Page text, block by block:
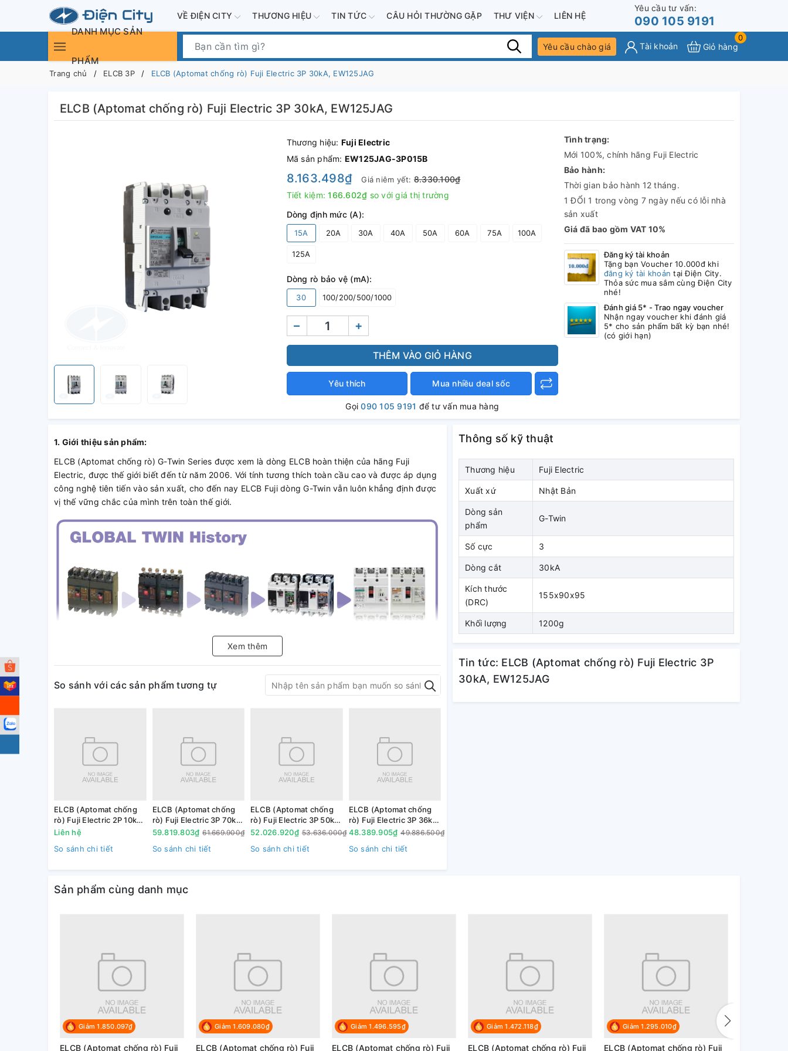
VỀ ĐIỆN CITY THƯƠNG HIỆU TIN TỨC CÂU HỎI THƯỜNG GẶP THƯ VIỆN LIÊN HỆ
Yêu cầu tư vấn:
090 105 9191
DANH MỤC SẢN
PHẨM
Yêu cầu chào giá Tài khoản
0
Giỏ hàng
Trang chủ ELCB 3P ELCB (Aptomat chống rò) Fuji Electric 3P 30kA, EW125JAG
ELCB (Aptomat chống rò) Fuji Electric 3P 30kA, EW125JAG
Thương hiệu: Fuji Electric
Mã sản phẩm: EW125JAG-3P015B
8.163.498₫ Giá niêm yết: 8.330.100₫
Tiết kiệm:166.602₫ so với giá thị trường
Dòng định mức (A):
15A 20A 30A 40A 50A 60A 75A 100A
125A
Dòng rò bảo vệ (mA):
30 100/200/500/1000
– +
THÊM VÀO GIỎ HÀNG
Yêu thích Mua nhiều deal sốc
Gọi090 105 9191 để tư vấn mua hàng
Tình trạng:
Mới 100%, chính hãng Fuji Electric
Bảo hành:
Thời gian bảo hành 12 tháng.
1 ĐỔI 1 trong vòng 7 ngày nếu có lỗi nhà
sản xuất
Giá đã bao gồm VAT 10%
Đăng ký tài khoản
Tặng bạn Voucher 10.000đ khi
đăng ký tài khoản tại Điện City.
Thỏa sức mua sắm cùng Điện City
nhé!
Đánh giá 5* - Trao ngay voucher
Nhận ngay voucher khi đánh giá
5* cho sản phẩm bất kỳ bạn nhé!
(có giới hạn)
1. Giới thiệu sản phẩm:
ELCB (Aptomat chống rò) G-Twin Series được xem là dòng ELCB hoàn thiện của hãng Fuji
Electric, được thế giới biết đến từ năm 2006. Với tính tương thích toàn cầu cao và được áp dụng
công nghệ tiên tiến vào sản xuất, cho đến nay ELCB Fuji dòng G-Twin vẫn luôn khẳng định được
vị thế vững chắc của mình trên toàn thế giới.
- Chất lượng vượt trội, đáp ứng hầu hết các tiêu chuẩn trên toàn thế giới
- Nhỏ gọn và hiệu suất cao
Xem thêm
So sánh với các sản phẩm tương tự
ELCB (Aptomat chống
rò) Fuji Electric 2P 10kA,
EW100EAG
Liên hệ
So sánh chi tiết
ELCB (Aptomat chống
rò) Fuji Electric 3P 70kA,
EW800HAG
59.819.803₫ 61.669.900₫
So sánh chi tiết
ELCB (Aptomat chống
rò) Fuji Electric 3P 50kA,
EW800RAG
52.026.920₫ 53.636.000₫
So sánh chi tiết
ELCB (Aptomat chống
rò) Fuji Electric 3P 36kA,
EW800EAG
48.389.905₫ 49.886.500₫
So sánh chi tiết
Thông số kỹ thuật
Thương hiệu Fuji Electric
Xuất xứ Nhật Bản
Dòng sản
phẩm
G-Twin
Số cực 3
Dòng cắt 30kA
Kích thước
(DRC)
155x90x95
Khối lượng 1200g
Tin tức: ELCB (Aptomat chống rò) Fuji Electric 3P
30kA, EW125JAG
Sản phẩm cùng danh mục
Giảm 1.850.097₫
ELCB (Aptomat chống rò) Fuji
Giảm 1.609.080₫
ELCB (Aptomat chống rò) Fuji
Giảm 1.496.595₫
ELCB (Aptomat chống rò) Fuji
Giảm 1.472.118₫
ELCB (Aptomat chống rò) Fuji
Giảm 1.295.010₫
ELCB (Aptomat chống rò) Fuji